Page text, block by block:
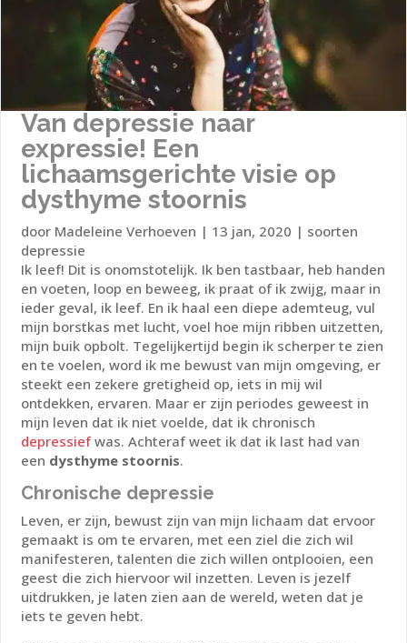
Van depressie naar
expressie! Een
lichaamsgerichte visie op
dysthyme stoornis
door Madeleine Verhoeven | 13 jan, 2020 | soorten
depressie
Ik leef! Dit is onomstotelijk. Ik ben tastbaar, heb handen
en voeten, loop en beweeg, ik praat of ik zwijg, maar in
ieder geval, ik leef. En ik haal een diepe ademteug, vul
mijn borstkas met lucht, voel hoe mijn ribben uitzetten,
mijn buik opbolt. Tegelijkertijd begin ik scherper te zien
en te voelen, word ik me bewust van mijn omgeving, er
steekt een zekere gretigheid op, iets in mij wil
ontdekken, ervaren. Maar er zijn periodes geweest in
mijn leven dat ik niet voelde, dat ik chronisch
depressiefwas. Achteraf weet ik dat ik last had van
een dysthyme stoornis.
Chronische depressie
Leven, er zijn, bewust zijn van mijn lichaam dat ervoor
gemaakt is om te ervaren, met een ziel die zich wil
manifesteren, talenten die zich willen ontplooien, een
geest die zich hiervoor wil inzetten. Leven is jezelf
uitdrukken, je laten zien aan de wereld, weten dat je
iets te geven hebt.